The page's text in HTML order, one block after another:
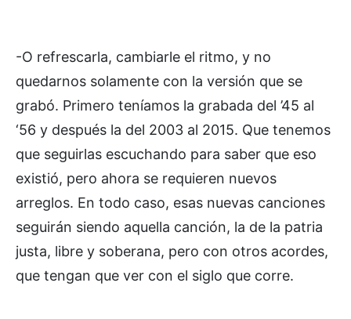
-O refrescarla, cambiarle el ritmo, y no
quedarnos solamente con la versión que se
grabó. Primero teníamos la grabada del ’45 al
‘56 y después la del 2003 al 2015. Que tenemos
que seguirlas escuchando para saber que eso
existió, pero ahora se requieren nuevos
arreglos. En todo caso, esas nuevas canciones
seguirán siendo aquella canción, la de la patria
justa, libre y soberana, pero con otros acordes,
que tengan que ver con el siglo que corre.